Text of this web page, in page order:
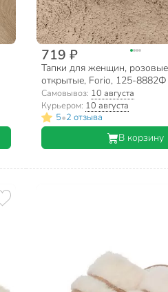
719 ₽
Тапки для женщин,
открытые, Forio, 125-8882Ф
Самовывоз: 10 августа
Курьером: 10 августа
5•2 отзыва
В корзину